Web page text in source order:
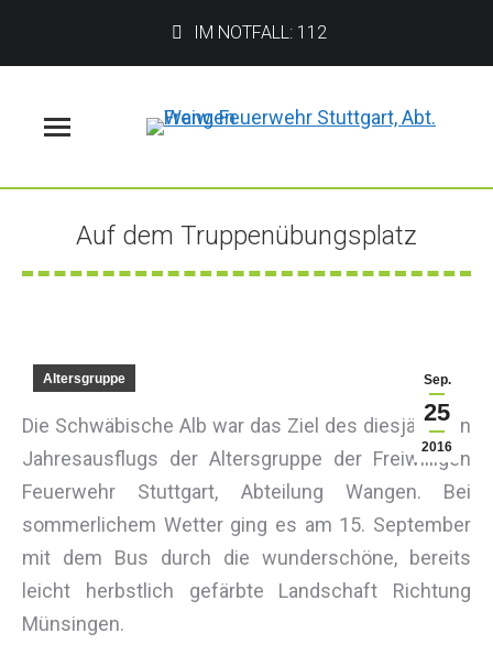
IM NOTFALL: 112
Auf dem Truppenübungsplatz
Sie befinden sich hier:
Sep.
25
2016
Altersgruppe
Die Schwäbische Alb war das Ziel des diesjährigen
Jahresausflugs der Altersgruppe der Freiwilligen
Feuerwehr Stuttgart, Abteilung Wangen. Bei
sommerlichem Wetter ging es am 15. September
mit dem Bus durch die wunderschöne, bereits
leicht herbstlich gefärbte Landschaft Richtung
Münsingen.